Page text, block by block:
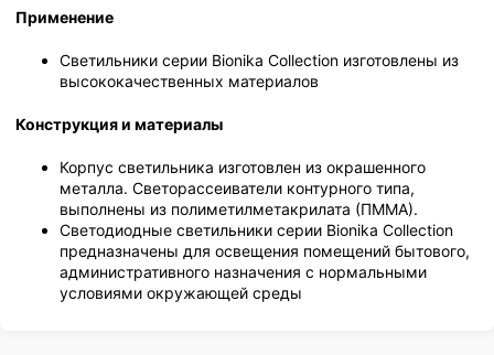
Применение
Светильники серии Bionika Collection изготовлены из
высококачественных материалов
Конструкция и материалы
Корпус светильника изготовлен из окрашенного
металла. Светорассеиватели контурного типа,
выполнены из полиметилметакрилата (ПММА).
Светодиодные светильники серии Bionika Collection
предназначены для освещения помещений бытового,
административного назначения с нормальными
условиями окружающей среды